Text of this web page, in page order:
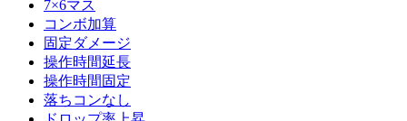
7×6マス
コンボ加算
固定ダメージ
操作時間延長
操作時間固定
落ちコンなし